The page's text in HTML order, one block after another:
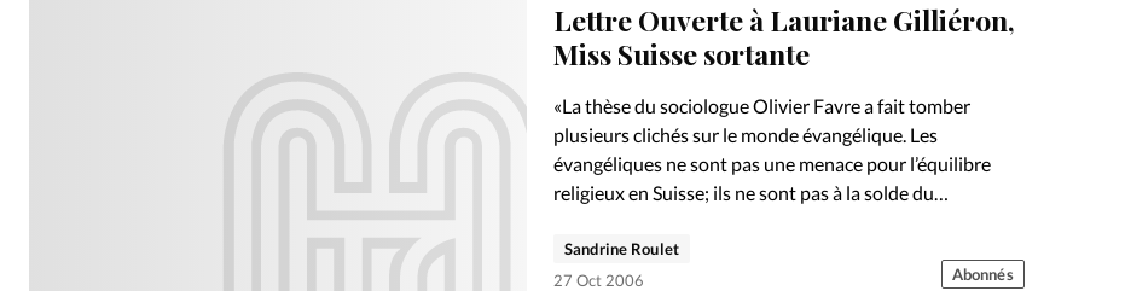
Emploi
Lettre Ouverte à Lauriane Gilliéron,
Miss Suisse sortante
«La thèse du sociologue Olivier Favre a fait tomber
plusieurs clichés sur le monde évangélique. Les
évangéliques ne sont pas une menace pour l’équilibre
religieux en Suisse; ils ne sont pas à la solde du…
Sandrine Roulet
27 Oct 2006
Abonnés